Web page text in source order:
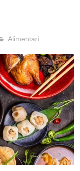
Alimentari